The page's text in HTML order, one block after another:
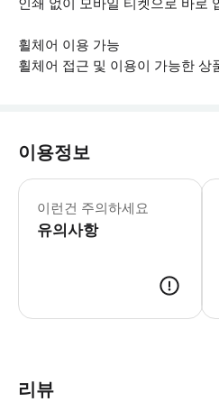
휠체어 이용 가능
휠체어 접근 및 이용이 가능한 상
이용정보
이런건 주의하세요
유의사항
▶
리뷰